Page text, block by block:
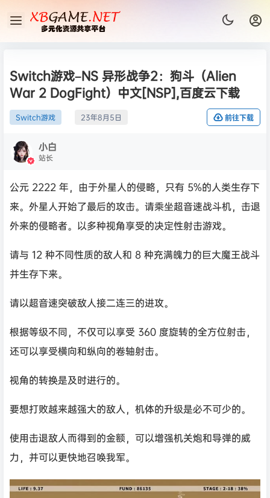
Switch游戏–NS 异形战争2：狗斗（Alien
War 2 DogFight）中文[NSP],百度云下载
Switch游戏 23年8月5日 前往下载
小白
站长
公元 2222 年，由于外星人的侵略，只有 5%的人类生存下
来。外星人开始了最后的攻击。请乘坐超音速战斗机，击退
外来的侵略者。以多种视角享受的决定性射击游戏。
请与 12 种不同性质的敌人和 8 种充满魄力的巨大魔王战斗
并生存下来。
请以超音速突破敌人接二连三的进攻。
根据等级不同，不仅可以享受 360 度旋转的全方位射击，
还可以享受横向和纵向的卷轴射击。
视角的转换是及时进行的。
要想打败越来越强大的敌人，机体的升级是必不可少的。
使用击退敌人而得到的金额，可以增强机关炮和导弹的威
力，并可以更快地召唤我军。